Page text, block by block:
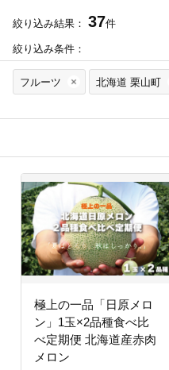
絞り込み結果： 37件
絞り込み条件：
フルーツ 北海道 栗山町
極上の一品「日原メロ
ン」1玉×2品種食べ比
べ定期便 北海道産赤肉
メロン